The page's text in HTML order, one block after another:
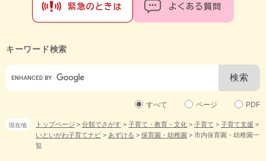
文キーワード検索
Google
カ
ス
検
すべて ページ PDF
現在地 トップページ > 分類でさがす > 子育て・教育・文化 > 子育て > 子育て支援 >
いといがわ子育てナビ > あずける > 保育園・幼稚園 > 市内保育園・幼稚園一
覧